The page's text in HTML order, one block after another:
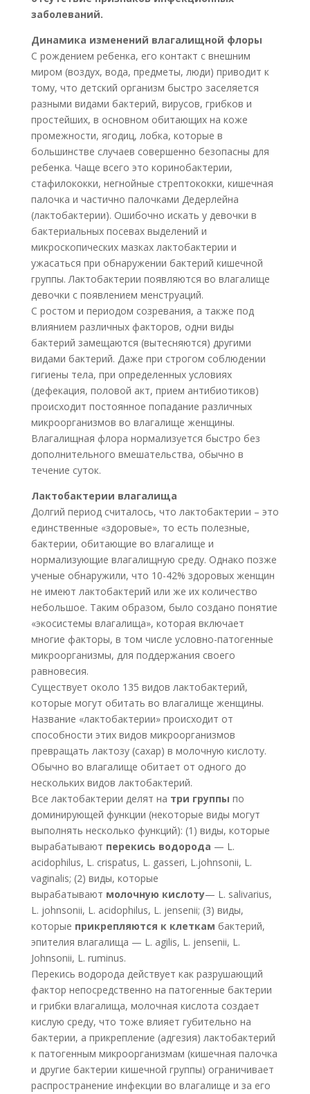
заболеваний.
Динамика изменений влагалищной флоры
С рождением ребенка, его контакт с внешним
миром (воздух, вода, предметы, люди) приводит к
тому, что детский организм быстро заселяется
разными видами бактерий, вирусов, грибков и
простейших, в основном обитающих на коже
промежности, ягодиц, лобка, которые в
большинстве случаев совершенно безопасны для
ребенка. Чаще всего это коринобактерии,
стафилококки, негнойные стрептококки, кишечная
палочка и частично палочками Дедерлейна
(лактобактерии). Ошибочно искать у девочки в
бактериальных посевах выделений и
микроскопических мазках лактобактерии и
ужасаться при обнаружении бактерий кишечной
группы. Лактобактерии появляются во влагалище
девочки с появлением менструаций.
С ростом и периодом созревания, а также под
влиянием различных факторов, одни виды
бактерий замещаются (вытесняются) другими
видами бактерий. Даже при строгом соблюдении
гигиены тела, при определенных условиях
(дефекация, половой акт, прием антибиотиков)
происходит постоянное попадание различных
микроорганизмов во влагалище женщины.
Влагалищная флора нормализуется быстро без
дополнительного вмешательства, обычно в
течение суток.
Лактобактерии влагалища
Долгий период считалось, что лактобактерии – это
единственные «здоровые», то есть полезные,
бактерии, обитающие во влагалище и
нормализующие влагалищную среду. Однако позже
ученые обнаружили, что 10-42% здоровых женщин
не имеют лактобактерий или же их количество
небольшое. Таким образом, было создано понятие
«экосистемы влагалища», которая включает
многие факторы, в том числе условно-патогенные
микроорганизмы, для поддержания своего
равновесия.
Существует около 135 видов лактобактерий,
которые могут обитать во влагалище женщины.
Название «лактобактерии» происходит от
способности этих видов микроорганизмов
превращать лактозу (сахар) в молочную кислоту.
Обычно во влагалище обитает от одного до
нескольких видов лактобактерий.
Все лактобактерии делят на три группы по
доминирующей функции (некоторые виды могут
выполнять несколько функций): (1) виды, которые
вырабатывают перекись водорода — L.
acidophilus, L. crispatus, L. gasseri, L.johnsonii, L.
vaginalis; (2) виды, которые
вырабатывают молочную кислоту— L. salivarius,
L. johnsonii, L. acidophilus, L. jensenii; (3) виды,
которые прикрепляются к клеткам бактерий,
эпителия влагалища — L. agilis, L. jensenii, L.
Johnsonii, L. ruminus.
Перекись водорода действует как разрушающий
фактор непосредственно на патогенные бактерии
и грибки влагалища, молочная кислота создает
кислую среду, что тоже влияет губительно на
бактерии, а прикрепление (адгезия) лактобактерий
к патогенным микроорганизмам (кишечная палочка
и другие бактерии кишечной группы) ограничивает
распространение инфекции во влагалище и за его